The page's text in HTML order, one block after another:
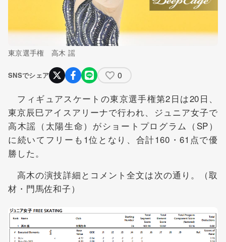
東京選手権 高木 謡
SNSでシェア 0
フィギュアスケートの東京選手権第2日は20日、
東京辰巳アイスアリーナで行われ、ジュニア女子で
高木謡（太陽生命）がショートプログラム（SP）
に続いてフリーも1位となり、合計160・61点で優
勝した。
高木の演技詳細とコメント全文は次の通り。（取
材・門馬佐和子）